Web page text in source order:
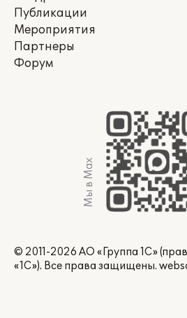
Публикации
Мероприятия
Партнеры
Форум
Мы в Max
© 2011-2026 АО «Группа 1С»
«1С»). Все права защищены.